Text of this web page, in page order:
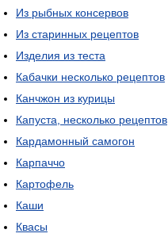
Из рыбных консервов
Из старинных рецептов
Изделия из теста
Кабачки несколько рецептов
Канчжон из курицы
Капуста, несколько рецептов
Кардамонный самогон
Карпаччо
Картофель
Каши
Квасы